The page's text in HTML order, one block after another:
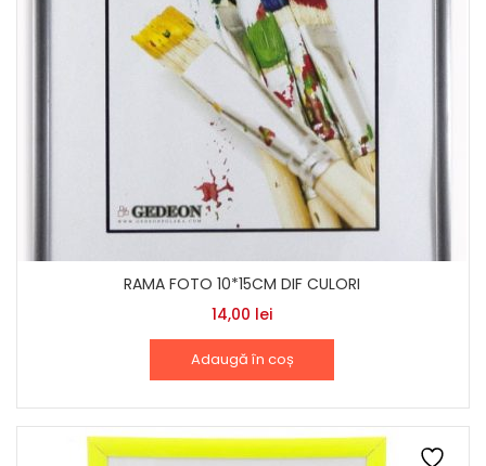
RAMA FOTO 10*15CM DIF CULORI
14,00 lei
Adaugă în coș